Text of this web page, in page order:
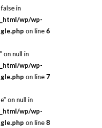
in
wp/wp-
on line 6
on null in
wp/wp-
on line 7
on null in
wp/wp-
on line 8